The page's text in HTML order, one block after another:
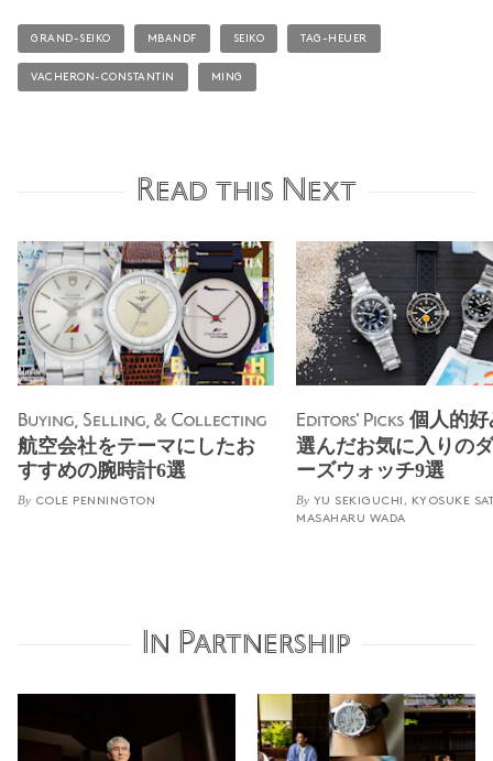
GRAND-SEIKO MBANDF SEIKO TAG-HEUER
VACHERON-CONSTANTIN MING
Read this Next
Buying, Selling, & Collecting
航空会社をテーマにしたお
すすめの腕時計6選
By COLE PENNINGTON
Editors' Picks 個人的
選んだお気に入りの
ーズウォッチ9選
By YU SEKIGUCHI, KYOSUKE
MASAHARU WADA
In Partnership